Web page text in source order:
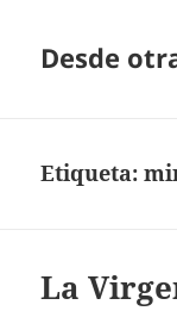
Desde
Etiqueta:
La